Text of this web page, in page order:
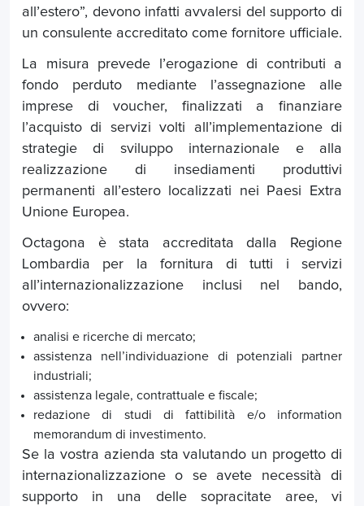
all’estero”, devono infatti avvalersi del supporto di
un consulente accreditato come fornitore ufficiale.
La misura prevede l’erogazione di contributi a
fondo perduto mediante l’assegnazione alle
imprese di voucher, finalizzati a finanziare
l’acquisto di servizi volti all’implementazione di
strategie di sviluppo internazionale e alla
realizzazione di insediamenti produttivi
permanenti all’estero localizzati nei Paesi Extra
Unione Europea.
Octagona è stata accreditata dalla Regione
Lombardia per la fornitura di tutti i servizi
all’internazionalizzazione inclusi nel bando,
ovvero:
analisi e ricerche di mercato;
assistenza nell’individuazione di potenziali partner
industriali;
assistenza legale, contrattuale e fiscale;
redazione di studi di fattibilità e/o information
memorandum di investimento.
Se la vostra azienda sta valutando un progetto di
internazionalizzazione o se avete necessità di
supporto in una delle sopracitate aree, vi